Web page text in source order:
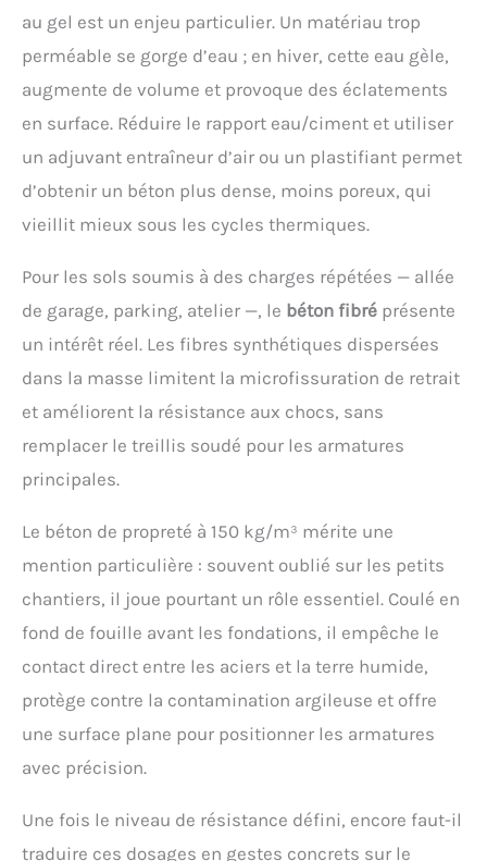
au gel est un enjeu particulier. Un matériau trop
perméable se gorge d’eau ; en hiver, cette eau gèle,
augmente de volume et provoque des éclatements
en surface. Réduire le rapport eau/ciment et utiliser
un adjuvant entraîneur d’air ou un plastifiant permet
d’obtenir un béton plus dense, moins poreux, qui
vieillit mieux sous les cycles thermiques.
Pour les sols soumis à des charges répétées — allée
de garage, parking, atelier —, le béton fibré présente
un intérêt réel. Les fibres synthétiques dispersées
dans la masse limitent la microfissuration de retrait
et améliorent la résistance aux chocs, sans
remplacer le treillis soudé pour les armatures
principales.
Le béton de propreté à 150 kg/m³ mérite une
mention particulière : souvent oublié sur les petits
chantiers, il joue pourtant un rôle essentiel. Coulé en
fond de fouille avant les fondations, il empêche le
contact direct entre les aciers et la terre humide,
protège contre la contamination argileuse et offre
une surface plane pour positionner les armatures
avec précision.
Une fois le niveau de résistance défini, encore faut-il
traduire ces dosages en gestes concrets sur le